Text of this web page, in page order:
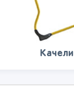
Качели